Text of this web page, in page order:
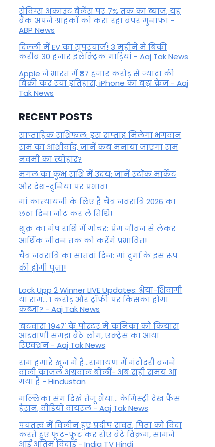
सेविंग्स अकाउंट बैलेंस पर 7% तक का ब्याज, यह
बैंक अपने ग्राहकों काे करा रहा बंपर मुनाफा -
ABP News
दिल्ली में EV का सुपरचार्ज! 3 महीने में बिकी
करीब 30 हजार इलेक्ट्रिक गाड़ियां - Aaj Tak News
Apple ने भारत में ₹87 हजार करोड़ से ज्यादा की
बिक्री कर रचा इतिहास, iPhone का बढ़ा क्रेज - Aaj
Tak News
RECENT POSTS
साप्ताहिक राशिफल: इस सप्ताह मिलेगा भगवान
राम का आशीर्वाद, जानें कब मनाया जाएगा राम
नवमी का त्योहार?
मंगल का कुंभ राशि में उदय: जानें स्‍टॉक मार्केट
और देश-दुनिया पर प्रभाव!
मां कात्‍यायनी के लिए है चैत्र नवरात्रि 2026 का
छठा दिन! नोट कर लें तिथि!
शुक्र का मेष राशि में गोचर: प्रेम जीवन से लेकर
आर्थिक जीवन तक को करेंगे प्रभावित!
चैत्र नवरात्रि का सातवां दिन: मां दुर्गा के इस रूप
की होगी पूजा!
Lock Upp 2 Winner LIVE Updates: श्रेया-शिवांगी
या राम... 1 करोड़ और ट्रॉफी पर किसका होगा
कब्जा? - Aaj Tak News
'बंटवारा 1947' के पोस्टर में कनिका को कियारा
आडवाणी समझ बैठे लोग, एक्ट्रेस का आया
रिएक्शन - Aaj Tak News
राम हमारे खून में है…रामायण में मंदोदरी बनने
वाली काजल अग्रवाल बोलीं- अब सही समय आ
गया है - Hindustan
मल्लिका संग दिखे तेजू भैया... केमिस्ट्री देख फैंस
हैरान, वीडियो वायरल - Aaj Tak News
पंचतत्व में विलीन हुए प्रदीप रावत, पिता को विदा
करते हुए फूट-फूट कर रोए बेटे विक्रम, सामने
आईं अंतिम विदाई - India TV Hindi